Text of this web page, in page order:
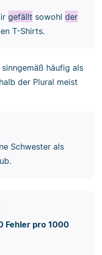
gefällt sowohl der
T-Shirts.
häufig als
der Plural meist
Schwester als
Fehler pro 1000